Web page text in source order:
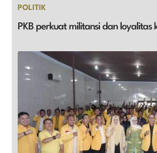
POLITIK
PKB perkuat militansi dan loyalitas